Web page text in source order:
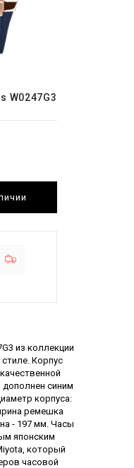
W0247G3
из коллекции
Корпус
синим
корпуса:
ремешка
- 197 мм. Часы
японским
который
часовой